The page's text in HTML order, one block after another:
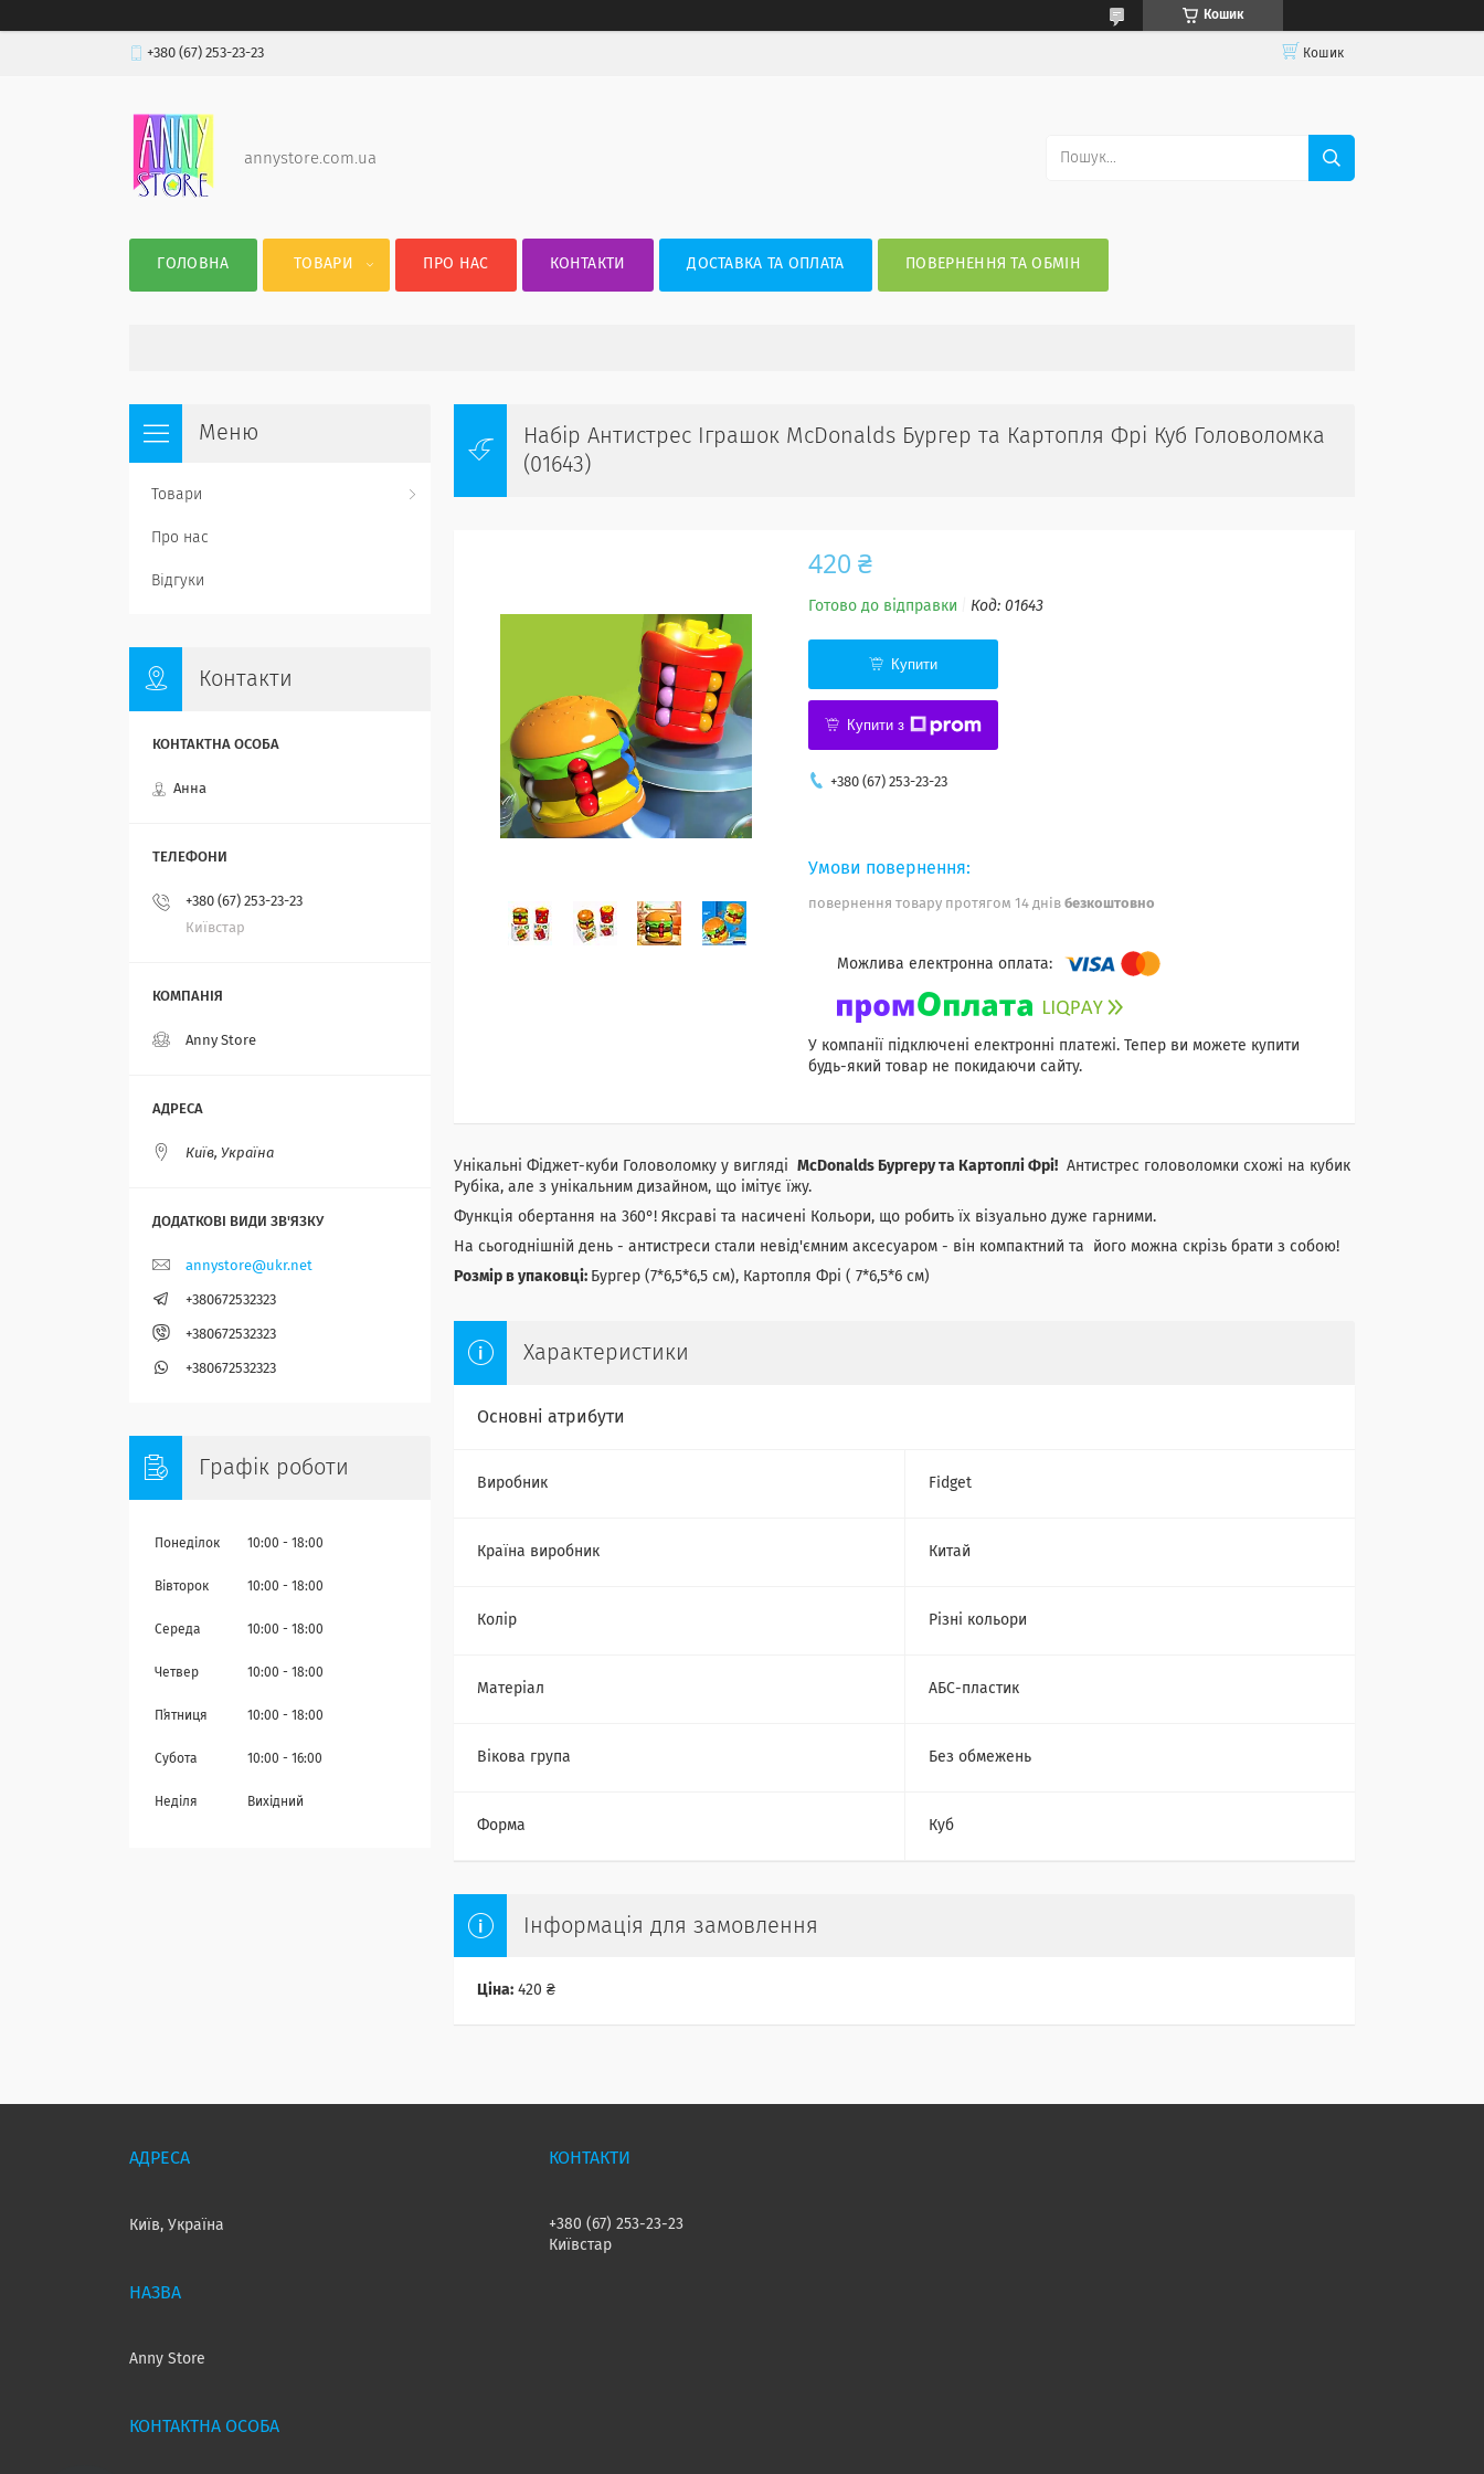
Кошик
+380 (67) 253-23-23 Кошик
annystore.com.ua
ГОЛОВНА ТОВАРИ ПРО НАС КОНТАКТИ ДОСТАВКА ТА ОПЛАТА ПОВЕРНЕННЯ ТА ОБМІН
Набір Антистрес Іграшок McDonalds Бургер та Картопля Фрі Куб Головоломка
(01643)
420 ₴
Готово до відправки Код: 01643
Купити
Купити з
+380 (67) 253-23-23
повернення товару протягом 14 днів безкоштовно
У компанії підключені електронні платежі. Тепер ви можете купити
будь-який товар не покидаючи сайту.
Унікальні Фіджет-куби Головоломку у вигляді McDonalds Бургеру та Картоплі Фрі! Антистрес головоломки схожі на кубик
Рубіка, але з унікальним дизайном, що імітує їжу.
Функція обертання на 360°! Яксраві та насичені Кольори, що робить їх візуально дуже гарними.
На сьогоднішній день - антистреси стали невід'ємним аксесуаром - він компактний та його можна скрізь брати з собою!
Розмір в упаковці: Бургер (7*6,5*6,5 см), Картопля Фрі ( 7*6,5*6 см)
Характеристики
Основні атрибути
Виробник Fidget
Країна виробник Китай
Колір Різні кольори
Матеріал АБС-пластик
Вікова група Без обмежень
Форма Куб
Інформація для замовлення
Ціна: 420 ₴
Товари
Про нас
Відгуки
Контакти
Анна
+380 (67) 253-23-23
Київстар
Anny Store
Київ, Україна
annystore@ukr.net
+380672532323
+380672532323
+380672532323
Графік роботи
Понеділок 10:00 18:00
Вівторок 10:00 18:00
Середа 10:00 18:00
Четвер 10:00 18:00
Пʼятниця 10:00 18:00
Субота 10:00 16:00
Неділя Вихідний
Київ, Україна
Anny Store
+380 (67) 253-23-23
Київстар